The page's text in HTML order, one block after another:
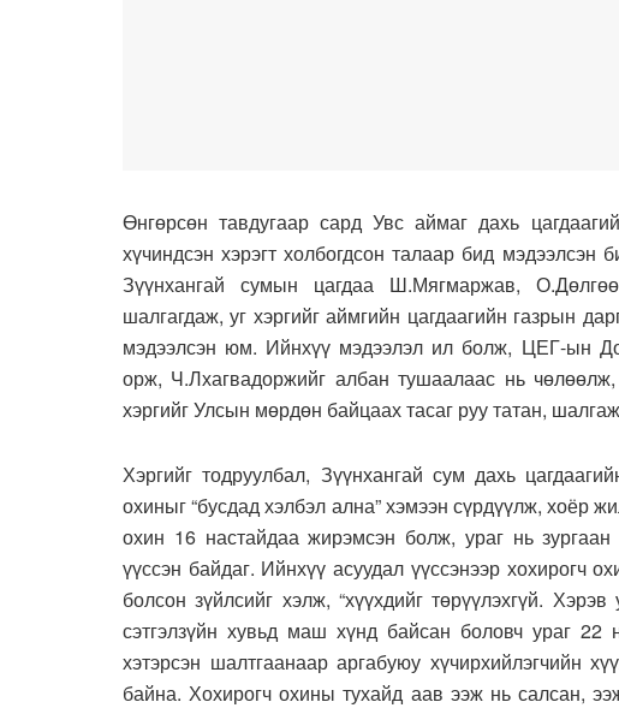
Өнгөрсөн тавдугаар сард Увс аймаг дахь
хүчиндсэн хэрэгт холбогдсон талаар бид мэдээлсэн
Зүүнхангай сумын цагдаа Ш.Мягмаржав,
шалгагдаж, уг хэргийг аймгийн цагдаагийн газрын
мэдээлсэн юм. Ийнхүү мэдээлэл ил болж, ЦЕГ-ын
орж, Ч.Лхагвадоржийг албан тушаалаас нь чөлөөлж,
хэргийг Улсын мөрдөн байцаах тасаг руу татан,
Хэргийг тодруулбал, Зүүнхангай сум дахь
охиныг “бусдад хэлбэл ална” хэмээн сүрдүүлж, хоёр
охин 16 настайдаа жирэмсэн болж, ураг нь
үүссэн байдаг. Ийнхүү асуудал үүссэнээр
болсон зүйлсийг хэлж, “хүүхдийг төрүүлэхгүй.
сэтгэлзүйн хувьд маш хүнд байсан боловч ураг 22
хэтэрсэн шалтгаанаар аргабуюу хүчирхийлэгчийн
байна. Хохирогч охины тухайд аав ээж нь салсан,